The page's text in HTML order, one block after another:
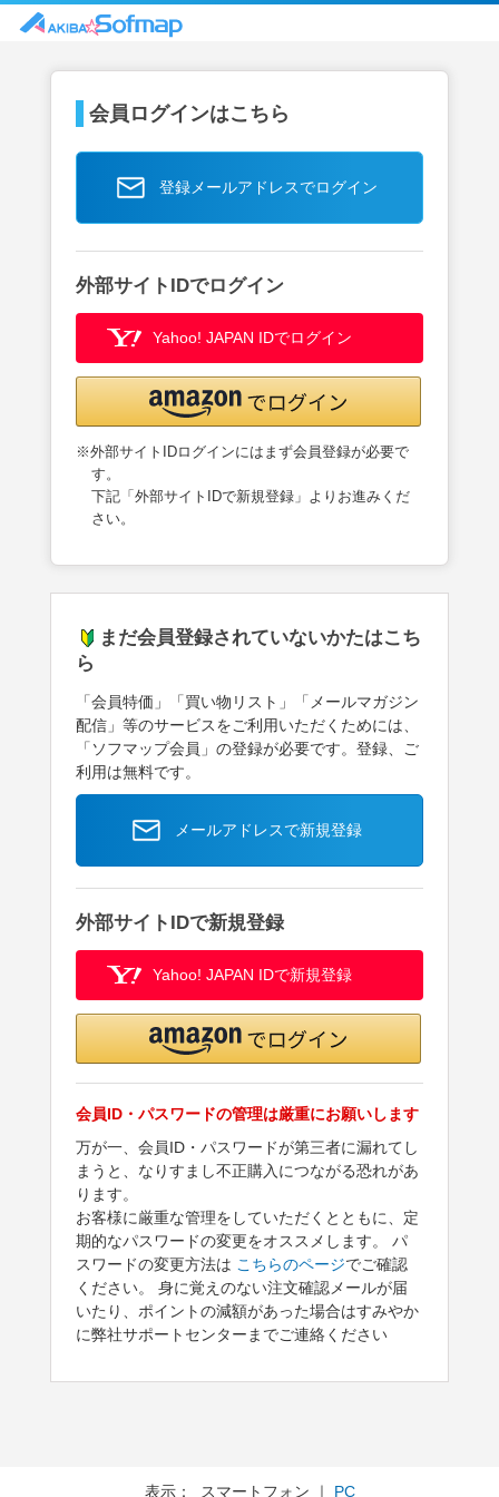
会員ログインはこちら
登録メールアドレスでログイン
外部サイトIDでログイン
Yahoo! JAPAN IDでログイン
※外部サイトIDログインにはまず会員登録が必要で
す。
下記「外部サイトIDで新規登録」よりお進みくだ
さい。
まだ会員登録されていないかたはこち
ら
「会員特価」「買い物リスト」「メールマガジン
配信」等のサービスをご利用いただくためには、
「ソフマップ会員」の登録が必要です。登録、ご
利用は無料です。
メールアドレスで新規登録
外部サイトIDで新規登録
Yahoo! JAPAN IDで新規登録
会員ID・パスワードの管理は厳重にお願いします
万が一、会員ID・パスワードが第三者に漏れてし
まうと、なりすまし不正購入につながる恐れがあ
ります。
お客様に厳重な管理をしていただくとともに、定
期的なパスワードの変更をオススメします。 パ
スワードの変更方法は こちらのページでご確認
ください。 身に覚えのない注文確認メールが届
いたり、ポイントの減額があった場合はすみやか
に弊社サポートセンターまでご連絡ください
表示： スマートフォン ｜ PC